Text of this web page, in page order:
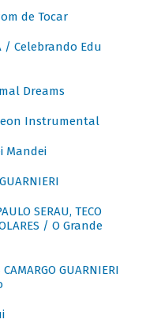
de Tocar
/ Celebrando Edu
Dreams
Instrumental
Mandei
SERAU, TECO
/ O Grande
GUARNIERI